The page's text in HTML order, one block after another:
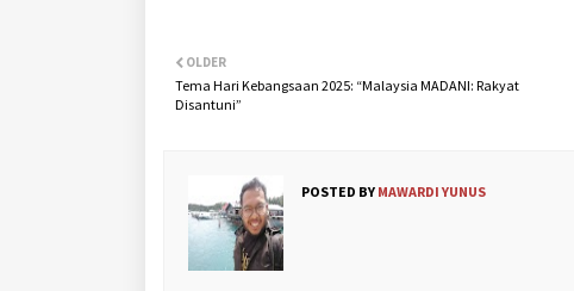
OLDER
Tema Hari Kebangsaan 2025: “Malaysia MADANI: Rakyat
Disantuni”
POSTED BY MAWARDI YUNUS